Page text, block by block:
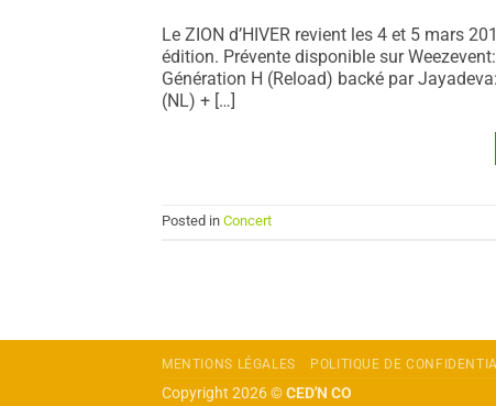
Le ZION d’HIVER revient les 4 et 5 mars
édition. Prévente disponible sur
Génération H (Reload) backé par
(NL) + […]
Posted in Concert
MENTIONS LÉGALES POLITIQUE DE
Copyright 2026 ©CED'N CO